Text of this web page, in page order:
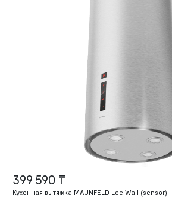
399 590 ₸
Кухонная вытяжка MAUNFELD Lee Wall (sensor)